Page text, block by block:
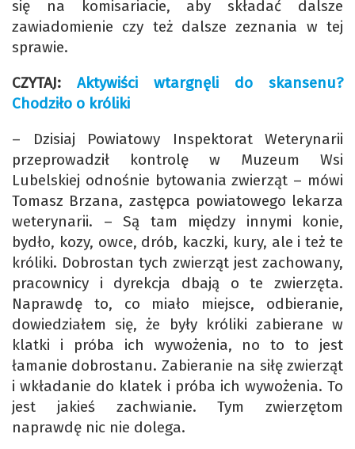
się na komisariacie, aby składać dalsze
zawiadomienie czy też dalsze zeznania w tej
sprawie.
CZYTAJ: Aktywiści wtargnęli do skansenu?
Chodziło o króliki
– Dzisiaj Powiatowy Inspektorat Weterynarii
przeprowadził kontrolę w Muzeum Wsi
Lubelskiej odnośnie bytowania zwierząt – mówi
Tomasz Brzana, zastępca powiatowego lekarza
weterynarii. – Są tam między innymi konie,
bydło, kozy, owce, drób, kaczki, kury, ale i też te
króliki. Dobrostan tych zwierząt jest zachowany,
pracownicy i dyrekcja dbają o te zwierzęta.
Naprawdę to, co miało miejsce, odbieranie,
dowiedziałem się, że były króliki zabierane w
klatki i próba ich wywożenia, no to to jest
łamanie dobrostanu. Zabieranie na siłę zwierząt
i wkładanie do klatek i próba ich wywożenia. To
jest jakieś zachwianie. Tym zwierzętom
naprawdę nic nie dolega.